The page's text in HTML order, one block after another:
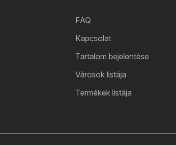
FAQ
Kapcsolat
Tartalom bejelentése
Városok listája
Termékek listája